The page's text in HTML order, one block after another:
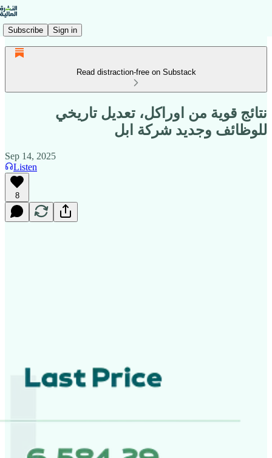
Subscribe Sign in
Read distraction-free on Substack
نتائج قوية من اوراكل، تعديل تاريخي
للوظائف وجديد شركة ابل
Sep 14, 2025
Listen
8